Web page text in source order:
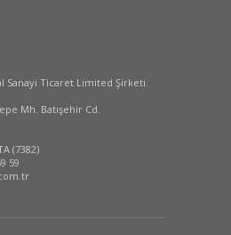
Sanayi Ticaret Limited Şirketi.
Mh. Batışehir Cd.
(7382)
59